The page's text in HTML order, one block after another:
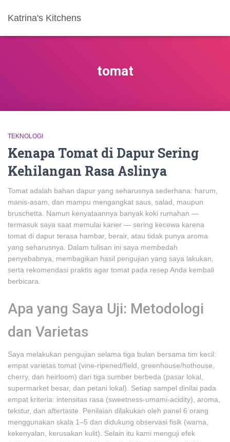
Katrina's Kitchens
tomat
TEKNOLOGI
Kenapa Tomat di Dapur Sering
Kehilangan Rasa Aslinya
Tomat adalah bahan dapur yang seharusnya sederhana: harum,
manis-asam, dan mampu mengangkat saus, salad, maupun
bruschetta. Namun kenyataannya banyak koki rumahan —
termasuk saya saat memulai karier — sering kecewa karena
tomat di dapur terasa hambar, berair, atau tidak punya aroma
yang seharusnya. Dalam tulisan ini saya membedah
penyebabnya, membagikan hasil pengujian yang saya lakukan,
serta rekomendasi praktis agar tomat pada resep Anda kembali
berbicara.
Apa yang Saya Uji: Metodologi
dan Varietas
Saya melakukan pengujian selama tiga bulan bersama tim kecil:
empat varietas tomat (vine-ripened/field, greenhouse/hothouse,
cherry, dan heirloom) dari tiga sumber berbeda (pasar lokal,
supermarket besar, dan petani lokal). Setiap sampel dinilai pada
empat kriteria: intensitas rasa (sweetness-umami-acidity), aroma,
tekstur, dan aftertaste. Penilaian dilakukan oleh panel 6 orang
menggunakan skala 1–5 dan didukung observasi fisik (warna,
kekenyalan, kerusakan kulit). Selain itu kami menguji efek